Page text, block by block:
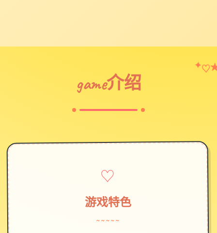
game介绍
✦♡
♡
游戏特色
~~~~~